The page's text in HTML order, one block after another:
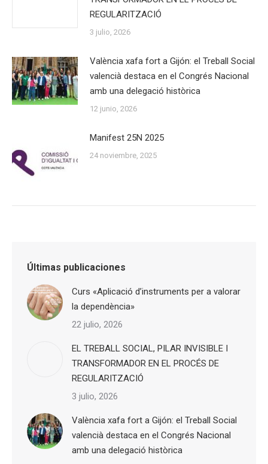
REGULARITZACIÓ
3 julio, 2026
València xafa fort a Gijón: el Treball Social
valencià destaca en el Congrés Nacional
amb una delegació històrica
12 junio, 2026
Manifest 25N 2025
24 noviembre, 2025
Últimas publicaciones
Curs «Aplicació d’instruments per a valorar
la dependència»
22 julio, 2026
EL TREBALL SOCIAL, PILAR INVISIBLE I
TRANSFORMADOR EN EL PROCÉS DE
REGULARITZACIÓ
3 julio, 2026
València xafa fort a Gijón: el Treball Social
valencià destaca en el Congrés Nacional
amb una delegació històrica